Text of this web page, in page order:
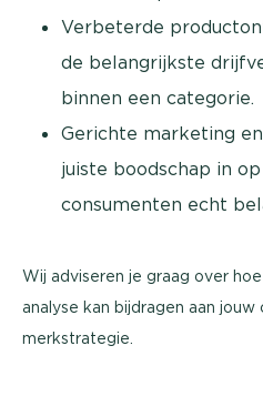
Verbeterde
de belangrijkste
binnen een categorie.
Gerichte marketing
juiste boodschap in
consumenten echt
Wij adviseren je graag over
analyse kan bijdragen aan
merkstrategie.